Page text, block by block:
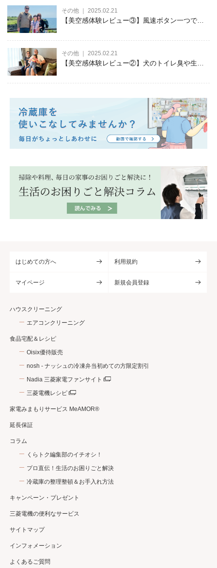
その他 ｜ 2025.02.21
【美空感体験レビュー③】風速ボタン一つで快
空清脱臭除湿機
その他 ｜ 2025.02.21
【美空感体験レビュー②】犬のトイレ臭や生活
はじめての方へ 利用規約
マイページ 新規会員登録
ハウスクリーニング
エアコンクリーニング
食品宅配＆レシピ
Oisix優待販売
nosh - ナッシュの冷凍弁当初めての方限定割引
Nadia 三菱家電ファンサイト
三菱電機レシピ
家電みまもりサービス MeAMOR®
延長保証
コラム
くらトク編集部のイチオシ！
プロ直伝！生活のお困りごと解決
冷蔵庫の整理整頓＆お手入れ方法
キャンペーン・プレゼント
三菱電機の便利なサービス
サイトマップ
インフォメーション
よくあるご質問